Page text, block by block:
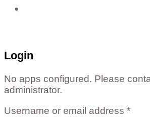
Login
No apps configured. Please
administrator.
Username or email address *